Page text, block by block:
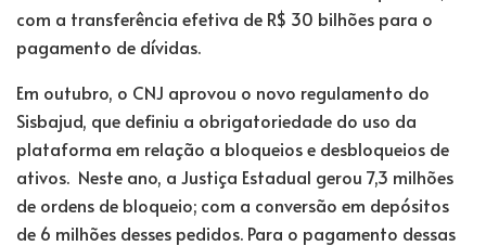
com a transferência efetiva de R$ 30 bilhões para o
pagamento de dívidas.
Em outubro, o CNJ aprovou o novo regulamento do
Sisbajud, que definiu a obrigatoriedade do uso da
plataforma em relação a bloqueios e desbloqueios de
ativos. Neste ano, a Justiça Estadual gerou 7,3 milhões
de ordens de bloqueio; com a conversão em depósitos
de 6 milhões desses pedidos. Para o pagamento dessas